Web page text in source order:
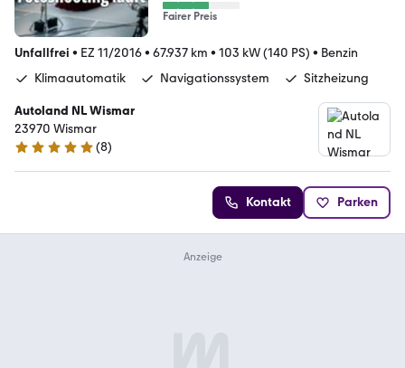
Fairer Preis
Unfallfrei • EZ 11/2016• 67.937 km • 103 kW (140 PS) • Benzin
Klimaautomatik
Navigationssystem Sitzheizung
Autoland NL Wismar
23970 Wismar
5 Sterne
(8)
Kontakt Parken